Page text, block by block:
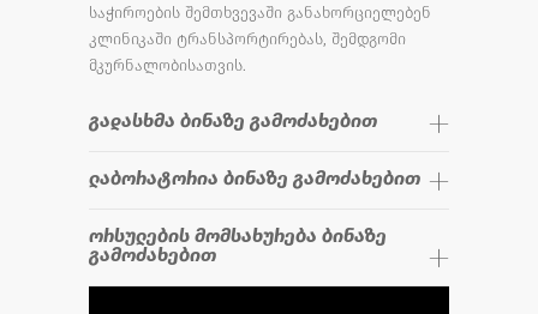
საჭიროების შემთხვევაში განახორციელებენ
კლინიკაში ტრანსპორტირებას, შემდგომი
მკურნალობისათვის.
გადასხმა ბინაზე გამოძახებით
ლაბორატორია ბინაზე გამოძახებით
ორსულების მომსახურება ბინაზე
გამოძახებით